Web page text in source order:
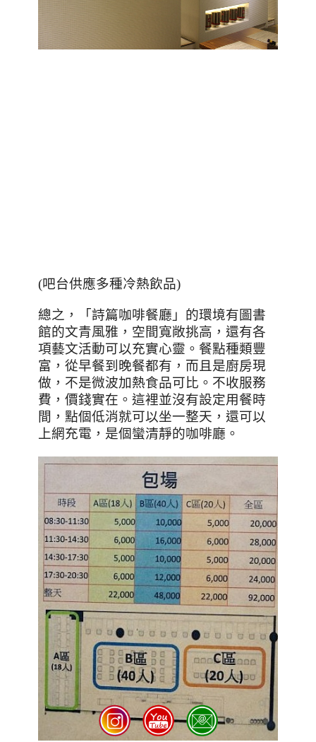
(吧台供應多種冷熱飲品)
總之，「詩篇咖啡餐廳」的環境有圖書
館的文青風雅，空間寬敞挑高，還有各
項藝文活動可以充實心靈。餐點種類豐
富，從早餐到晚餐都有，而且是廚房現
做，不是微波加熱食品可比。不收服務
費，價錢實在。這裡並沒有設定用餐時
間，點個低消就可以坐一整天，還可以
上網充電，是個蠻清靜的咖啡廳。